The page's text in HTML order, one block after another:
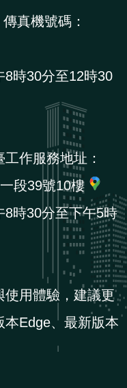
真機號碼：
時30分至12時30
作服務地址：
段39號10樓
時30分至下午5時
使用體驗，建議更
Edge、最新版本